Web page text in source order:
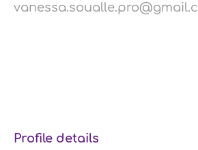
Profile details